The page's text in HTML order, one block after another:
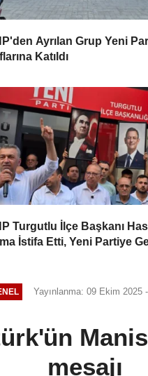
Ayrılan Grup Yeni
Katıldı
Turgutlu İlçe Başkanı
İstifa Etti, Yeni Partiye
Yayınlanma: 09 Ekim 2025
mesajı